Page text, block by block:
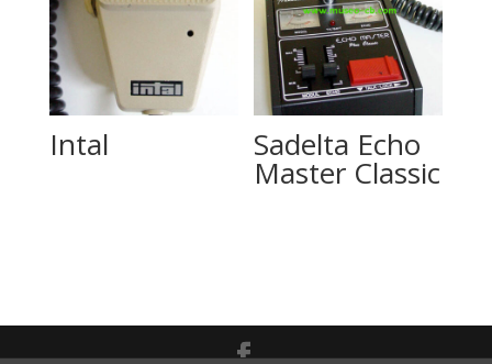
Intal Sadelta Echo
Master Classic